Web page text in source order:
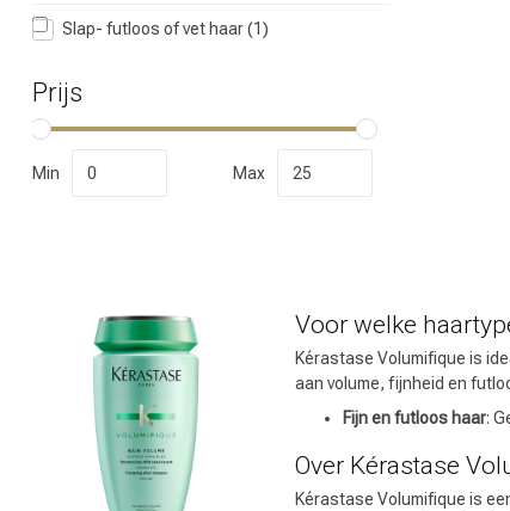
Omvorming
Slap- futloos of vet haar(1)
Prijs
Min Max
Voor welke
Kérastase Volumifique is
aan volume, fijnheid en
Fijn en futloos haar:
Over Kérastase
Kérastase Volumifique is